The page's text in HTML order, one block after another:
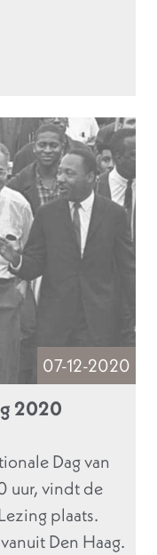
07-12-2020
2020
Dag van
uur, vindt de
plaats.
Den Haag.